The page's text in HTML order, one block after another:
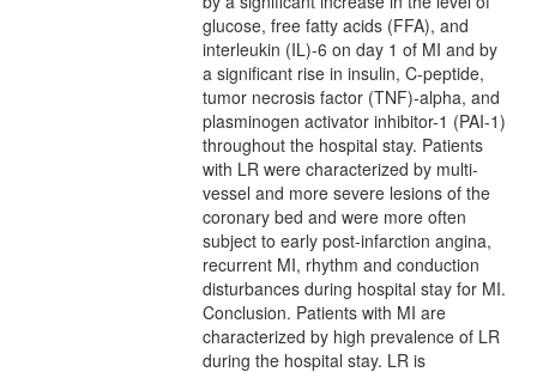
glucose, free fatty acids (FFA), and
interleukin (IL)-6 on day 1 of MI and by
a significant rise in insulin, C-peptide,
tumor necrosis factor (TNF)-alpha, and
plasminogen activator inhibitor-1 (PAI-1)
throughout the hospital stay. Patients
with LR were characterized by multi-
vessel and more severe lesions of the
coronary bed and were more often
subject to early post-infarction angina,
recurrent MI, rhythm and conduction
disturbances during hospital stay for MI.
Conclusion. Patients with MI are
characterized by high prevalence of LR
during the hospital stay. LR is